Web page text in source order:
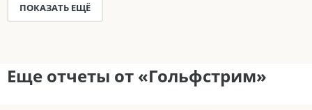
ПОКАЗАТЬ ЕЩЁ
Еще отчеты от «Гольфстрим»